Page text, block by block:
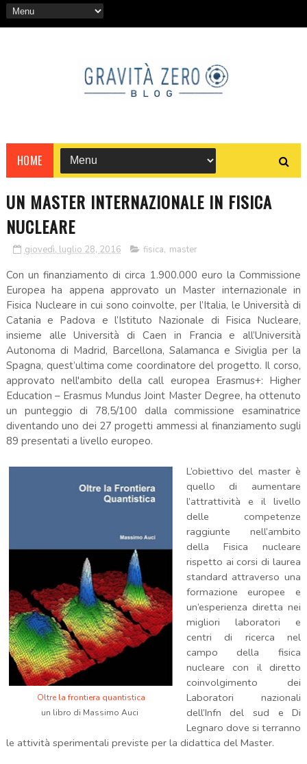
HOME
UN MASTER INTERNAZIONALE IN FISICA
NUCLEARE
giovedì, luglio 28, 2016 fisica, master
Con un finanziamento di circa 1.900.000 euro la Commissione
Europea ha appena approvato un Master internazionale in
Fisica Nucleare in cui sono coinvolte, per l’Italia, le Università di
Catania e Padova e l’Istituto Nazionale di Fisica Nucleare,
insieme alle Università di Caen in Francia e all’Università
Autonoma di Madrid, Barcellona, Salamanca e Siviglia per la
Spagna, quest’ultima come coordinatore del progetto. Il corso,
approvato nell'ambito della call europea Erasmus+: Higher
Education – Erasmus Mundus Joint Master Degree, ha ottenuto
un punteggio di 78,5/100 dalla commissione esaminatrice
diventando uno dei 27 progetti ammessi al finanziamento sugli
89 presentati a livello europeo.
Oltre la frontiera quantistica
un libro di Massimo Auci
L’obiettivo del master è
quello di aumentare
l’attrattività e il livello
delle competenze
raggiunte nell’ambito
della Fisica nucleare
rispetto ai corsi di laurea
standard attraverso una
formazione europee e
un’esperienza diretta nei
migliori laboratori e
centri di ricerca nel
campo della fisica
nucleare con il diretto
coinvolgimento dei
Laboratori nazionali
dell’Infn del sud e Di
Legnaro dove si terranno
le attività sperimentali previste per la didattica del Master.